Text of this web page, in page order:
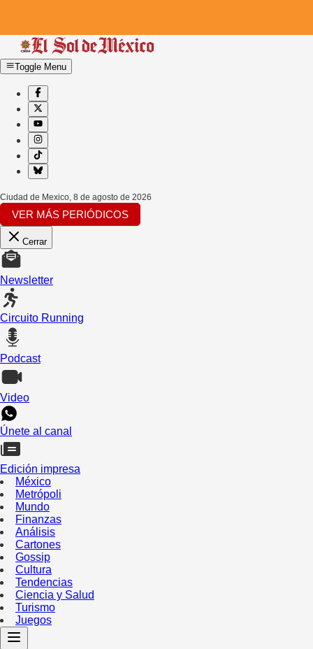
Toggle Menu
Ciudad de Mexico, 8 de agosto de 2026
VER MÁS PERIÓDICOS
Cerrar
Newsletter
Circuito Running
Podcast
Video
Únete al canal
Edición impresa
México
Metrópoli
Mundo
Finanzas
Análisis
Cartones
Gossip
Cultura
Tendencias
Ciencia y Salud
Turismo
Juegos